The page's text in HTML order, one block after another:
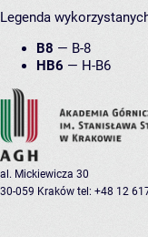
Legenda
B8 — B-8
HB6 — H-B6
al. Mickiewicza 30
30-059 Kraków tel: +48 12